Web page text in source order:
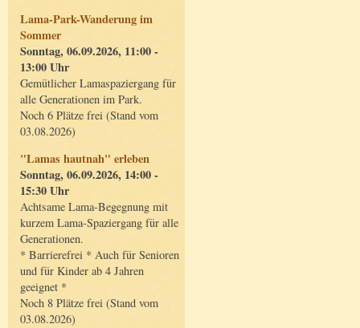
Lama-Park-Wanderung im
Sommer
Sonntag, 06.09.2026, 11:00 -
13:00 Uhr
Gemütlicher Lamaspaziergang für
alle Generationen im Park.
Noch 6 Plätze frei (Stand vom
03.08.2026)
"Lamas hautnah" erleben
Sonntag, 06.09.2026, 14:00 -
15:30 Uhr
Achtsame Lama-Begegnung mit
kurzem Lama-Spaziergang für alle
Generationen.
* Barrierefrei * Auch für Senioren
und für Kinder ab 4 Jahren
geeignet *
Noch 8 Plätze frei (Stand vom
03.08.2026)